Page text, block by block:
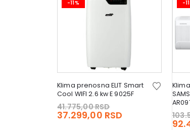
-11%
Klima prenosna ELIT Smart
Cool WIFI 2.6 kw E 9025F
41.775,00RSD
price
37.299,00 RSD
-